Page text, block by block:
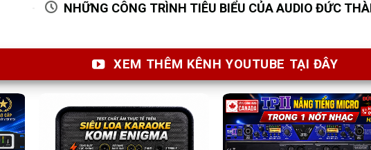
NHỮNG CÔNG TRÌNH TIÊU BIỂU CỦA AUDIO ĐỨC
XEM THÊM KÊNH YOUTUBE TẠI ĐÂY